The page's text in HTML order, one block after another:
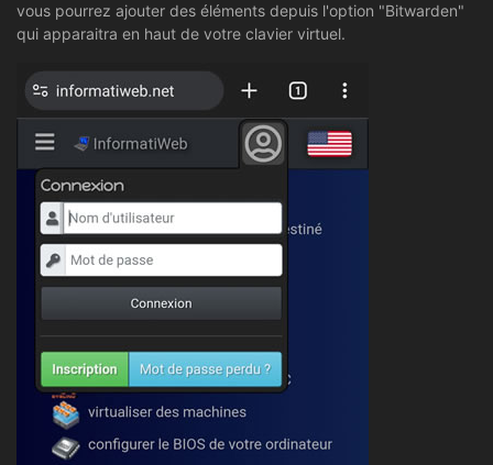
vous pourrez ajouter des éléments depuis l'option "Bitwarden"
qui apparaitra en haut de votre clavier virtuel.